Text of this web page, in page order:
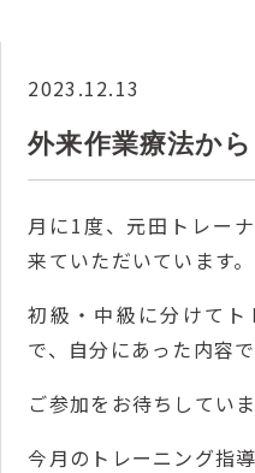
2023.12.13
外来作業療法か
月に1度、元田トレー
来ていただいています。
初級・中級に分けて
で、自分にあった内容で
ご参加をお待ちしていま
今月のトレーニング